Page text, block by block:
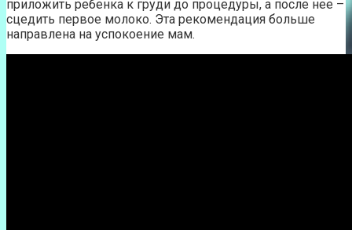
приложить ребенка к груди до процедуры, а после нее –
сцедить первое молоко. Эта рекомендация больше
направлена на успокоение мам.